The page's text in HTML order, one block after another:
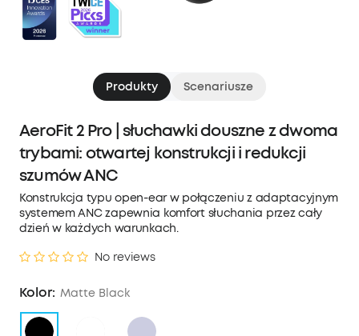
Produkty Scenariusze
AeroFit 2 Pro | słuchawki douszne z dwoma
trybami: otwartej konstrukcji i redukcji
szumów ANC
Konstrukcja typu open-ear w połączeniu z adaptacyjnym
systemem ANC zapewnia komfort słuchania przez cały
dzień w każdych warunkach.
No reviews
Kolor: Matte Black